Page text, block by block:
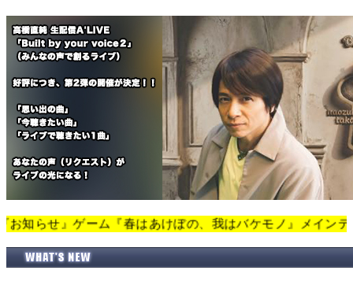
ゲーム『春はあけぼの、我はバケモノ』メインテーマに